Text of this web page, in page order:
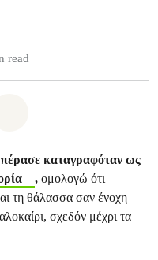
read
καταγραφόταν ως
,ομολογώ ότι
τη θάλασσα σαν ένοχη
σχεδόν μέχρι τα